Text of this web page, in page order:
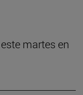
martes en